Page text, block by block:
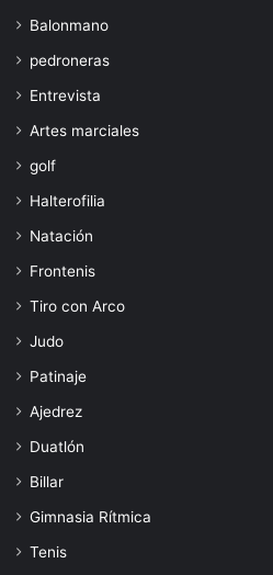
Balonmano
pedroneras
Entrevista
Artes marciales
golf
Halterofilia
Natación
Frontenis
Tiro con Arco
Judo
Patinaje
Ajedrez
Duatlón
Billar
Gimnasia Rítmica
Tenis